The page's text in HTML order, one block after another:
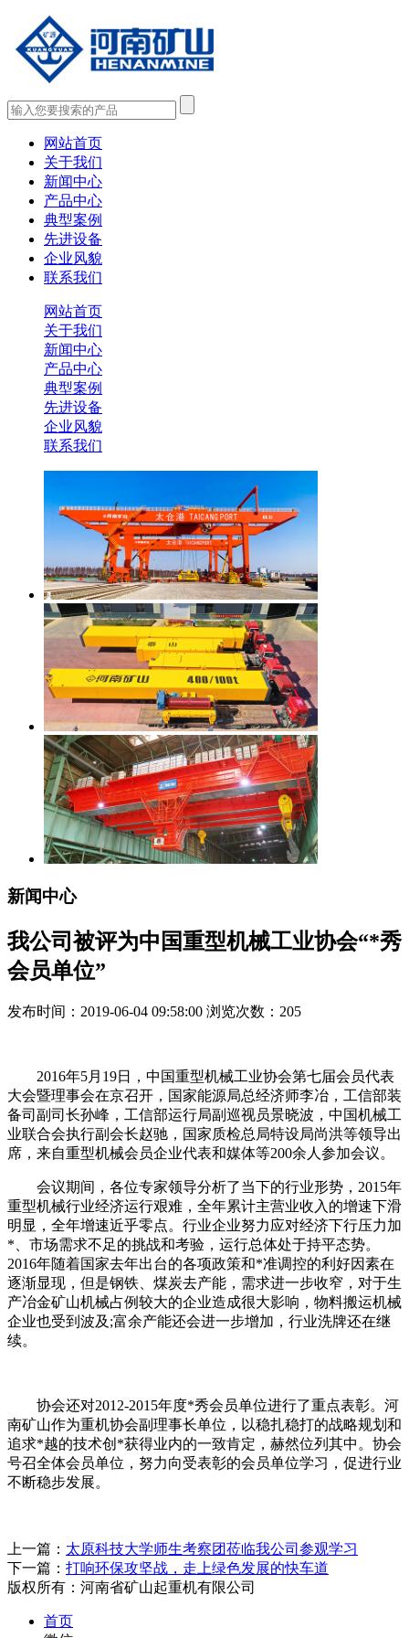
网站首页
关于我们
新闻中心
产品中心
典型案例
先进设备
企业风貌
联系我们
网站首页
关于我们
新闻中心
产品中心
典型案例
先进设备
企业风貌
联系我们
新闻中心
我公司被评为中国重型机械工业协会“*秀
会员单位”
发布时间：2019-06-04 09:58:00 浏览次数： 205
2016年5月19日，中国重型机械工业协会第七届会员代表
大会暨理事会在京召开，国家能源局总经济师李冶，工信部装
备司副司长孙峰，工信部运行局副巡视员景晓波，中国机械工
业联合会执行副会长赵驰，国家质检总局特设局尚洪等领导出
席，来自重型机械会员企业代表和媒体等200余人参加会议。
会议期间，各位专家领导分析了当下的行业形势，2015年
重型机械行业经济运行艰难，全年累计主营业收入的增速下滑
明显，全年增速近乎零点。行业企业努力应对经济下行压力加
*、市场需求不足的挑战和考验，运行总体处于持平态势。
2016年随着国家去年出台的各项政策和*准调控的利好因素在
逐渐显现，但是钢铁、煤炭去产能，需求进一步收窄，对于生
产冶金矿山机械占例较大的企业造成很大影响，物料搬运机械
企业也受到波及;富余产能还会进一步增加，行业洗牌还在继
续。
协会还对2012-2015年度*秀会员单位进行了重点表彰。河
南矿山作为重机协会副理事长单位，以稳扎稳打的战略规划和
追求*越的技术创*获得业内的一致肯定，赫然位列其中。协会
号召全体会员单位，努力向受表彰的会员单位学习，促进行业
不断稳步发展。
上一篇： 太原科技大学师生考察团莅临我公司参观学习
下一篇： 打响环保攻坚战，走上绿色发展的快车道
版权所有：河南省矿山起重机有限公司
首页